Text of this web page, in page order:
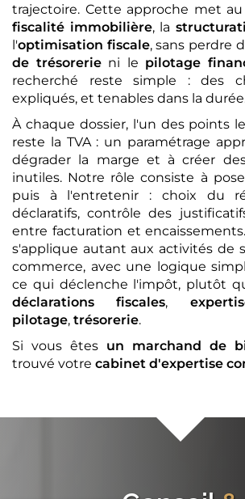
trajectoire. Cette approche met
fiscalité immobilière, la
l'optimisation fiscale, sans perdre
de trésorerieni le pilotage
recherché reste simple : des
expliqués, et tenables dans la
À chaque dossier, l'un des points
reste la TVA : un paramétrage
dégrader la marge et à créer
inutiles. Notre rôle consiste à
puis à l'entretenir : choix du
déclaratifs, contrôle des
entre facturation et
s'applique autant aux activités de
commerce, avec une logique
ce qui déclenche l'impôt, plutôt
déclarations fiscales,
pilotage, trésorerie.
Si vous êtes un marchand de
trouvé votre cabinet d'expertise